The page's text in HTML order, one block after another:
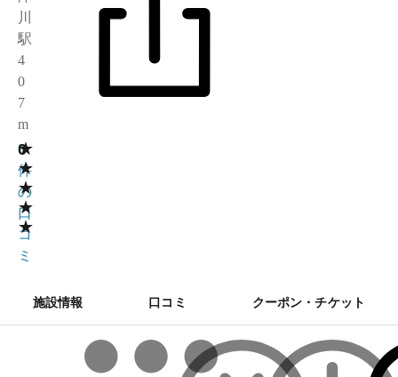
川
駅
4
0
7
m
★
★
★
★
★
0
0
件
の
口
コ
ミ
施設情報 口コミ クーポン・チケット